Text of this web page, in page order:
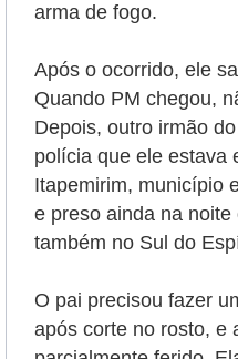
arma de fogo.
Após o ocorrido, ele
Quando PM chegou,
Depois, outro irmão
polícia que ele estava
Itapemirim, município
e preso ainda na
também no Sul do
O pai precisou fazer
após corte no rosto, e